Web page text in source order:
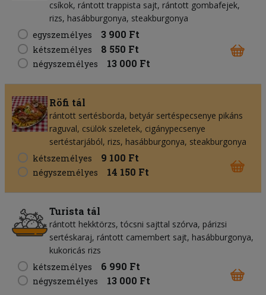
csíkok, rántott trappista sajt, rántott gombafejek,
rizs, hasábburgonya, steakburgonya
egyszemélyes
3 900 Ft
kétszemélyes 8 550 Ft
négyszemélyes 13 000 Ft
Röfi tál
rántott sertésborda, betyár sertéspecsenye pikáns
raguval, csülök szeletek, cigánypecsenye
sertéstarjából, rizs, hasábburgonya, steakburgonya
kétszemélyes
9 100 Ft
négyszemélyes 14 150 Ft
Turista tál
rántott hekktörzs, tócsni sajttal szórva, párizsi
sertéskaraj, rántott camembert sajt, hasábburgonya,
kukoricás rizs
kétszemélyes
6 990 Ft
négyszemélyes 13 000 Ft